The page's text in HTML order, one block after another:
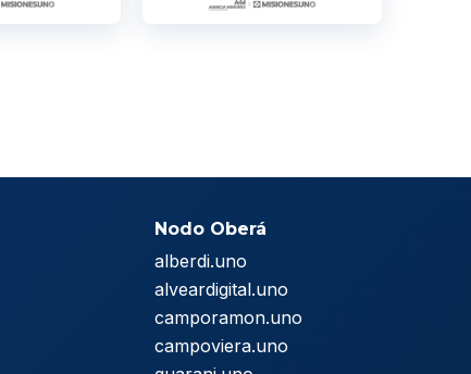
Nodo Oberá
alberdi.uno
alveardigital.uno
camporamon.uno
campoviera.uno